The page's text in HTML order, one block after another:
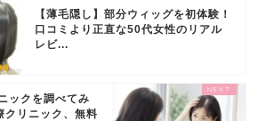
【薄毛隠し】部分ウィッグを初体験！
口コミより正直な50代女性のリアル
レビ...
ックを調べてみ
クリニック、無料